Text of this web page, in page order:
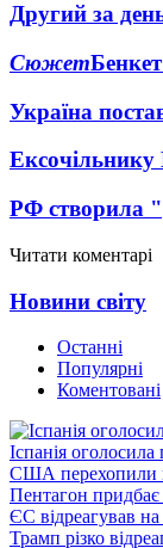
Другий за
Сюжет
Україна
РФ створила
Читати коментарі
Новини світу
Останні
Популярні
Коментовані
Іспанія
США перехопили
Пентагон
ЄС відреагував
Трамп різко